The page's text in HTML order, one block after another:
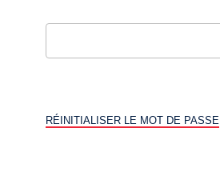
RÉINITIALISER LE MOT DE PASSE